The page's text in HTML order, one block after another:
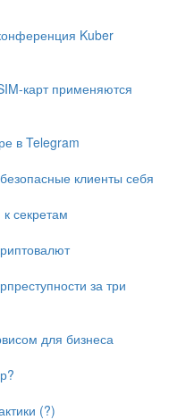
Kuber
карт применяются
в Telegram
клиенты себя
секретам
за три
для бизнеса
(?)